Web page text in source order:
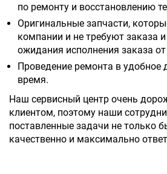
по ремонту и восстановлению
Оригинальные запчасти,
компании и не требуют заказа
ожидания исполнения заказа
Проведение ремонта в удобное
время.
Наш сервисный центр очень
клиентом, поэтому наши
поставленные задачи не только
качественно и максимально